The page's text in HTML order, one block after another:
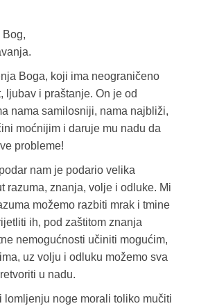
Bog,
Boga, koji ima neograničeno
ljubav i praštanje. On je od
nama samilosniji, nama najbliži,
moćnijim i daruje mu nadu da
probleme!
nam je podario velika
razuma, znanja, volje i odluke. Mi
možemo razbiti mrak i tmine
ih, pod zaštitom znanja
nemogućnosti učiniti mogućim,
uz volju i odluku možemo sva
u nadu.
lomljenju noge morali toliko mučiti